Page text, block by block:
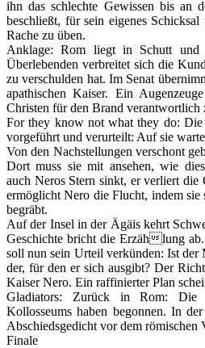
ihn das schlechte Gewissen bis an
beschließt, für sein eigenes
Rache zu üben.
Anklage: Rom liegt in Schutt und
Überlebenden verbreitet sich die
zu verschulden hat. Im Senat
apathischen Kaiser. Ein
Christen für den Brand verantwortlich
For they know not what they do:
vorgeführt und verurteilt: Auf sie
Von den Nachstellungen verschont
Dort muss sie mit ansehen, wie
auch Neros Stern sinkt, er verliert
ermöglicht Nero die Flucht, indem sie
begräbt.
Auf der Insel in der Ägäis kehrt
Geschichte bricht die Erzählung
soll nun sein Urteil verkünden: Ist der
der, für den er sich ausgibt? Der
Kaiser Nero. Ein raffinierter Plan
Gladiators: Zurück in Rom: Die
Kollosseums haben begonnen. In
Abschiedsgedicht vor dem römischen
Finale